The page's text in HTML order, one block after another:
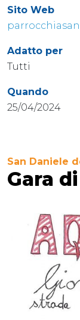
Sito Web
Adatto per
Tutti
Quando
25/04/2024
San Daniele
Gara